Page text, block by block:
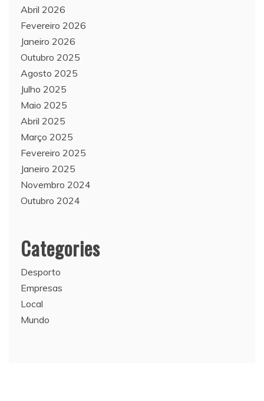
Abril 2026
Fevereiro 2026
Janeiro 2026
Outubro 2025
Agosto 2025
Julho 2025
Maio 2025
Abril 2025
Março 2025
Fevereiro 2025
Janeiro 2025
Novembro 2024
Outubro 2024
Categories
Desporto
Empresas
Local
Mundo